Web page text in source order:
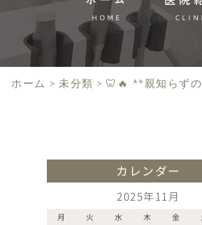
HOME
ホーム > 未分類 > 🦷🔥 **親知らず
カレンダー
2025年11月
月 火 水 木 金